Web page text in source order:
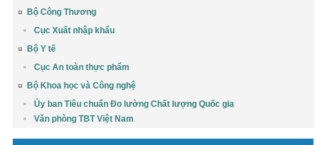
Bộ Công Thương
Cục Xuất nhập khẩu
Bộ Y tế
Cục An toàn thực phẩm
Bộ Khoa học và Công nghệ
Ủy ban Tiêu chuẩn Đo lường Chất lượng Quốc gia
Văn phòng TBT Việt Nam